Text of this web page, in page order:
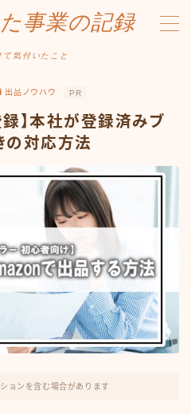
事業の記録
て気付いたこと
出品ノウハウ PR
】本社が登録済みブ
の対応方法
ョンを含む場合があります